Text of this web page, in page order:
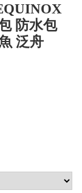
防水包
泛舟